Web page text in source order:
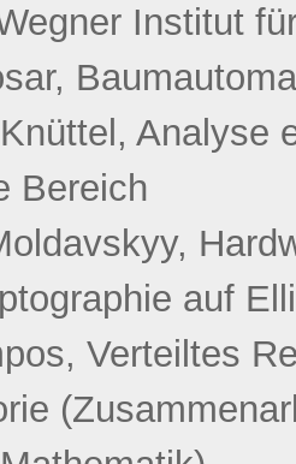
Institut
Analyse
Bereich
auf
Verteiltes